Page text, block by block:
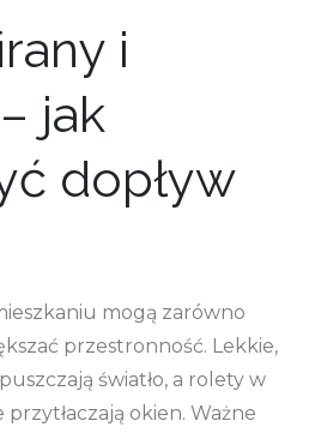
i
jak
dopływ
mogą zarówno
przestronność. Lekkie,
światło, a rolety w
okien. Ważne